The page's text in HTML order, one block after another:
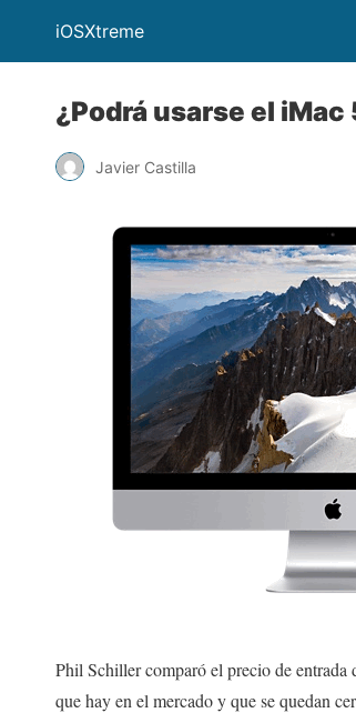
iOSXtreme
¿Podrá usarse el
Javier Castilla
Phil Schiller comparó el precio de
que hay en el mercado y que se quedan